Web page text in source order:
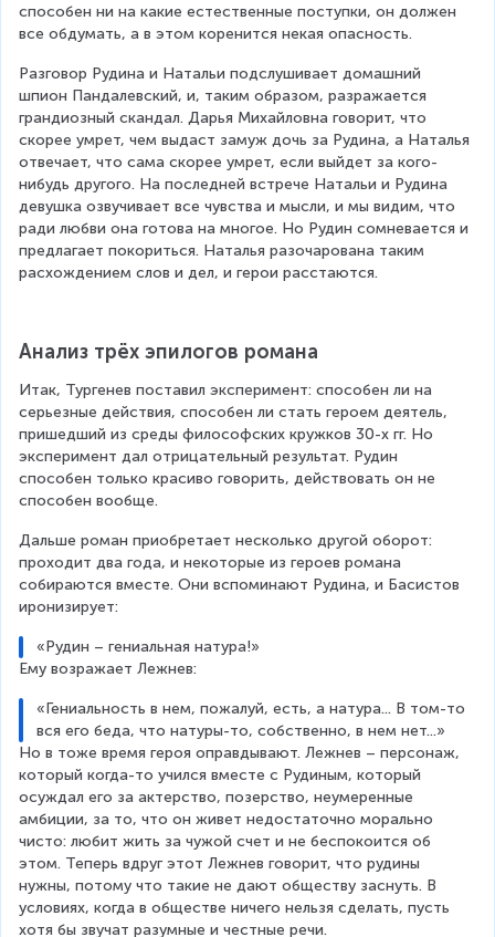
способен ни на какие естественные поступки, он должен
все обдумать, а в этом коренится некая опасность.
Разговор Рудина и Натальи подслушивает домашний
шпион Пандалевский, и, таким образом, разражается
грандиозный скандал. Дарья Михайловна говорит, что
скорее умрет, чем выдаст замуж дочь за Рудина, а Наталья
отвечает, что сама скорее умрет, если выйдет за кого-
нибудь другого. На последней встрече Натальи и Рудина
девушка озвучивает все чувства и мысли, и мы видим, что
ради любви она готова на многое. Но Рудин сомневается и
предлагает покориться. Наталья разочарована таким
расхождением слов и дел, и герои расстаются.
Анализ трёх эпилогов романа
Итак, Тургенев поставил эксперимент: способен ли на
серьезные действия, способен ли стать героем деятель,
пришедший из среды философских кружков 30-х гг. Но
эксперимент дал отрицательный результат. Рудин
способен только красиво говорить, действовать он не
способен вообще.
Дальше роман приобретает несколько другой оборот:
проходит два года, и некоторые из героев романа
собираются вместе. Они вспоминают Рудина, и Басистов
иронизирует:
«Рудин – гениальная натура!»
Ему возражает Лежнев:
«Гениальность в нем, пожалуй, есть, а натура... В том-то
вся его беда, что натуры-то, собственно, в нем нет...»
Но в тоже время героя оправдывают. Лежнев – персонаж,
который когда-то учился вместе с Рудиным, который
осуждал его за актерство, позерство, неумеренные
амбиции, за то, что он живет недостаточно морально
чисто: любит жить за чужой счет и не беспокоится об
этом. Теперь вдруг этот Лежнев говорит, что рудины
нужны, потому что такие не дают обществу заснуть. В
условиях, когда в обществе ничего нельзя сделать, пусть
хотя бы звучат разумные и честные речи.